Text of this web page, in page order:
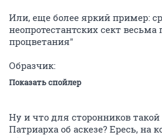
Или, еще более яркий пример:
неопротестантских сект
процветания"
Образчик:
Показать спойлер
Ну и что для сторонников
Патриарха об аскезе? Ересь, на